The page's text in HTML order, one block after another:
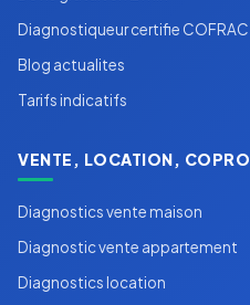
Diagnostiqueur certifie COFRAC
Blog actualites
Tarifs indicatifs
VENTE, LOCATION, COPRO
Diagnostics vente maison
Diagnostic vente appartement
Diagnostics location